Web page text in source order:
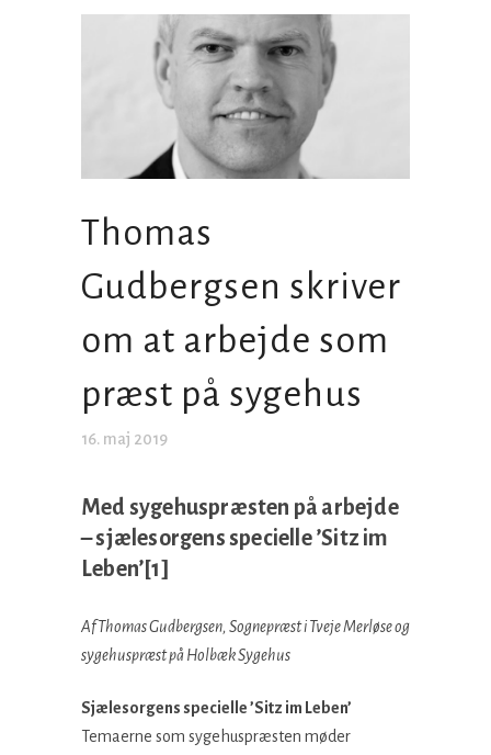
Thomas
Gudbergsen skriver
om at arbejde som
præst på sygehus
16. maj 2019
Med sygehuspræsten på arbejde
– sjælesorgens specielle ’Sitz im
Leben’[1]
Af Thomas Gudbergsen, Sognepræst i Tveje Merløse og
sygehuspræst på Holbæk Sygehus
Sjælesorgens specielle ’Sitz im Leben’
Temaerne som sygehuspræsten møder